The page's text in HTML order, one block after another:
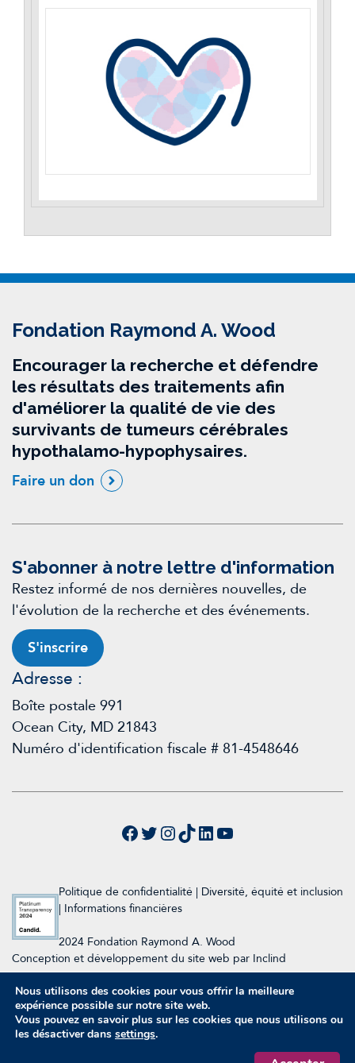
Fondation Raymond A. Wood
Encourager la recherche et défendre
les résultats des traitements afin
d'améliorer la qualité de vie des
survivants de tumeurs cérébrales
hypothalamo-hypophysaires.
Faire un don
S'abonner à notre lettre d'information
Restez informé de nos dernières nouvelles, de
l'évolution de la recherche et des événements.
S'inscrire
Adresse :
Boîte postale 991
Ocean City, MD 21843
Numéro d'identification fiscale # 81-4548646
Facebook Twitter InstagramTikTok LinkedIn YouTube
Politique de confidentialité | Diversité, équité et inclusion
| Informations financières
2024 Fondation Raymond A. Wood
Conception et développement du site web par Inclind
2026 Raymond A. Wood Foundation
Nous utilisons des cookies pour vous offrir la meilleure
expérience possible sur notre site web.
Vous pouvez en savoir plus sur les cookies que nous utilisons ou
les désactiver dans settings.